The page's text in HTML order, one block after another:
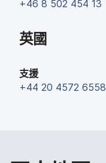
+46 8 502 454 13
英國
支援
+44 20 4572 6558